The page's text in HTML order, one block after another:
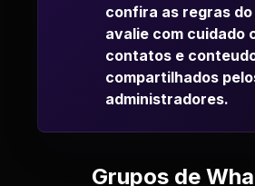
confira as regras
avalie com cuidado
contatos e
compartilhados
administradores.
Grupos de